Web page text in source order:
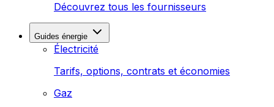
Découvrez tous les fournisseurs
Guides énergie
Électricité
Tarifs, options, contrats et économies
Gaz